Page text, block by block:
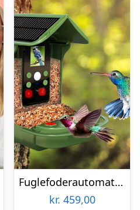
Fuglefoderautomat med Kamera Denver BFC-1200
kr. 459,00